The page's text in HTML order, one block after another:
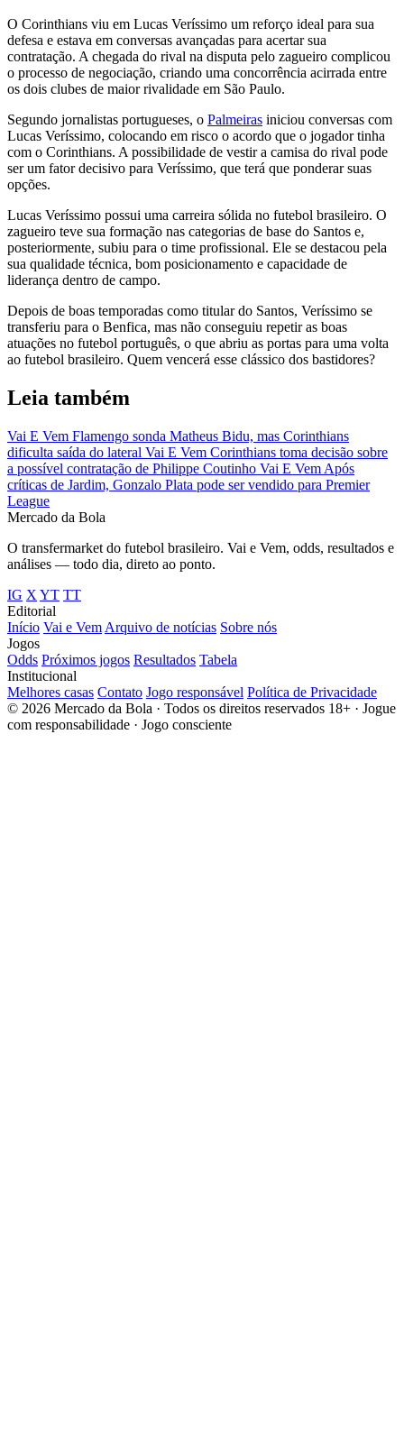
O Corinthians viu em Lucas Veríssimo um reforço ideal para sua
defesa e estava em conversas avançadas para acertar sua
contratação. A chegada do rival na disputa pelo zagueiro complicou
o processo de negociação, criando uma concorrência acirrada entre
os dois clubes de maior rivalidade em São Paulo.
Segundo jornalistas portugueses, o Palmeiras iniciou conversas com
Lucas Veríssimo, colocando em risco o acordo que o jogador tinha
com o Corinthians. A possibilidade de vestir a camisa do rival pode
ser um fator decisivo para Veríssimo, que terá que ponderar suas
opções.
Lucas Veríssimo possui uma carreira sólida no futebol brasileiro. O
zagueiro teve sua formação nas categorias de base do Santos e,
posteriormente, subiu para o time profissional. Ele se destacou pela
sua qualidade técnica, bom posicionamento e capacidade de
liderança dentro de campo.
Depois de boas temporadas como titular do Santos, Veríssimo se
transferiu para o Benfica, mas não conseguiu repetir as boas
atuações no futebol português, o que abriu as portas para uma volta
ao futebol brasileiro. Quem vencerá esse clássico dos bastidores?
Leia também
Vai E Vem Flamengo sonda Matheus Bidu, mas Corinthians
dificulta saída do lateral Vai E Vem Corinthians toma decisão sobre
a possível contratação de Philippe Coutinho Vai E Vem Após
críticas de Jardim, Gonzalo Plata pode ser vendido para Premier
League
Mercado da Bola
O transfermarket do futebol brasileiro. Vai e Vem, odds, resultados e
análises — todo dia, direto ao ponto.
IG X YT TT
Editorial
Início Vai e Vem Arquivo de notícias Sobre nós
Jogos
Odds Próximos jogos Resultados Tabela
Institucional
Melhores casas Contato Jogo responsável Política de Privacidade
© 2026 Mercado da Bola · Todos os direitos reservados 18+ · Jogue
com responsabilidade · Jogo consciente